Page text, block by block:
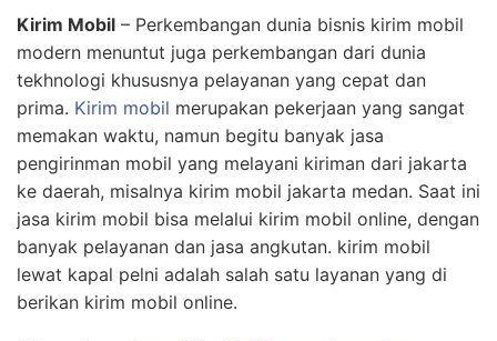
Kirim Mobil – Perkembangan dunia bisnis kirim mobil
modern menuntut juga perkembangan dari dunia
tekhnologi khususnya pelayanan yang cepat dan
prima. Kirim mobil merupakan pekerjaan yang sangat
memakan waktu, namun begitu banyak jasa
pengirinman mobil yang melayani kiriman dari jakarta
ke daerah, misalnya kirim mobil jakarta medan. Saat ini
jasa kirim mobil bisa melalui kirim mobil online, dengan
banyak pelayanan dan jasa angkutan. kirim mobil
lewat kapal pelni adalah salah satu layanan yang di
berikan kirim mobil online.